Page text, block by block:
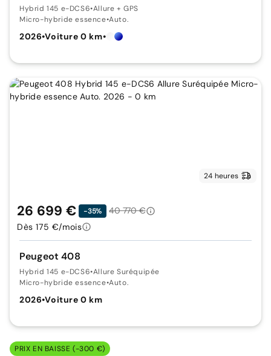
Hybrid 145 e-DCS6•Allure + GPS
Micro-hybride essence•Auto.
2026•Voiture 0 km•
24 heures
Peugeot 408
Hybrid 145 e-DCS6•Allure Suréquipée
Micro-hybride essence•Auto.
2026•Voiture 0 km
26 699 € -35%
40 770 €
Dès 175 €/mois
PRIX EN BAISSE (-300 €)